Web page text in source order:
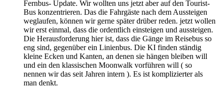
Fernbus- Update. Wir wollten uns jetzt aber auf den Tourist-
Bus konzentrieren. Das die Fahrgäste nach dem Aussteigen
weglaufen, können wir gerne später drüber reden. jetzt wollen
wir erst einmal, dass die ordentlich einsteigen und aussteigen.
Die Herausforderung hier ist, dass die Gänge im Reisebus so
eng sind, gegenüber ein Linienbus. Die KI finden ständig
kleine Ecken und Kanten, an denen sie hängen bleiben will
und ein den klassischen Moonwalk vorführen will ( so
nennen wir das seit Jahren intern ). Es ist komplizierter als
man denkt.